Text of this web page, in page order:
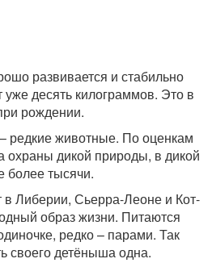
развивается и стабильно
уже десять килограммов. Это в
рождении.
редкие животные. По оценкам
охраны дикой природы, в дикой
более тысячи.
Либерии, Сьерра-Леоне и Кот-
образ жизни. Питаются
редко – парами. Так
своего детёныша одна.